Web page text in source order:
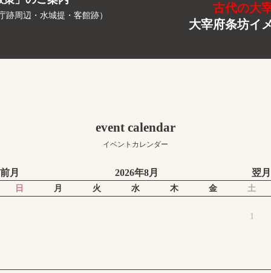
古代の大宰府を眺めてみよう
大宰府条坊イメージジオラマ
event calendar
イベントカレンダー
前月 2026年8月 翌月
日 月 火 水 木 金 土
1